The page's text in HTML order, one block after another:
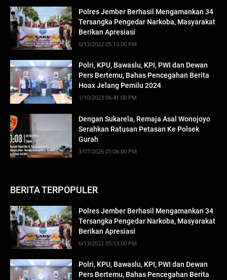
Polres Jember Berhasil Mengamankan 34
Tersangka Pengedar Narkoba, Masyarakat
Berikan Apresiasi
6/13/2022 05:13:00 PM
Polri, KPU, Bawaslu, KPI, PWI dan Dewan
Pers Bertemu, Bahas Pencegahan Berita
Hoax Jelang Pemilu 2024
1/10/2023 06:41:00 PM
Dengan Sukarela, Remaja Asal Wonojoyo
Serahkan Ratusan Petasan Ke Polsek
Gurah
3/07/2026 01:06:00 PM
BERITA TERPOPULER
Polres Jember Berhasil Mengamankan 34
Tersangka Pengedar Narkoba, Masyarakat
Berikan Apresiasi
6/13/2022 05:13:00 PM
Polri, KPU, Bawaslu, KPI, PWI dan Dewan
Pers Bertemu, Bahas Pencegahan Berita